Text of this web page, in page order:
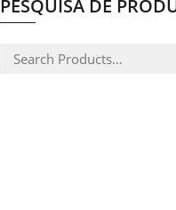
PESQUISA DE